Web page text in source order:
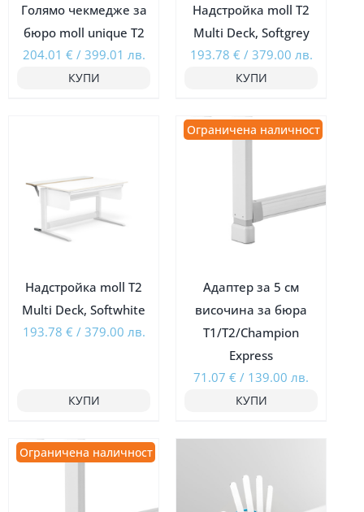
Голямо чекмедже за
бюро moll unique Т2
204.01 € / 399.01 лв.
КУПИ
Надстройка moll T2
Multi Deck, Softgrey
193.78 € / 379.00 лв.
КУПИ
Надстройка moll T2
Multi Deck, Softwhite
193.78 € / 379.00 лв.
КУПИ
Ограничена наличност
Адаптер за 5 см
височина за бюра
Т1/Т2/Champion
Express
71.07€ / 139.00лв.
КУПИ
Ограничена наличност